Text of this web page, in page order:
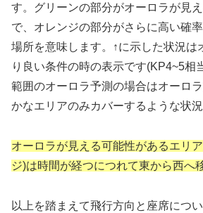
す。グリーンの部分がオーロラが見
で、オレンジの部分がさらに高い確
場所を意味します。↑に示した状況は
り良い条件の時の表示です(KP4~5相
範囲のオーロラ予測の場合はオーロ
かなエリアのみカバーするような状況
オーロラが見える可能性があるエリ
ジ)は時間が経つにつれて東から西へ
以上を踏まえて飛行方向と座席につ